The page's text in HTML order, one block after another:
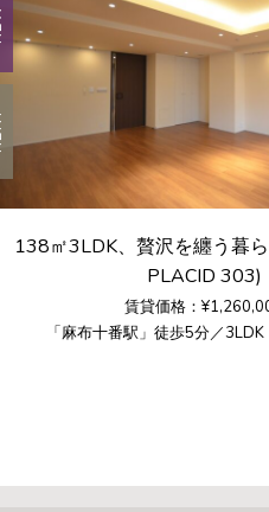
138㎡3LDK、贅沢を纏う暮
PLACID 303)
賃貸価格：
「麻布十番駅」徒歩5分／3LDK